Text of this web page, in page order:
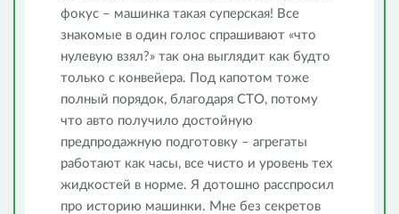
фокус – машинка такая суперская! Все
знакомые в один голос спрашивают «что
нулевую взял?» так она выглядит как будто
только с конвейера. Под капотом тоже
полный порядок, благодаря СТО, потому
что авто получило достойную
предпродажную подготовку – агрегаты
работают как часы, все чисто и уровень тех
жидкостей в норме. Я дотошно расспросил
про историю машинки. Мне без секретов